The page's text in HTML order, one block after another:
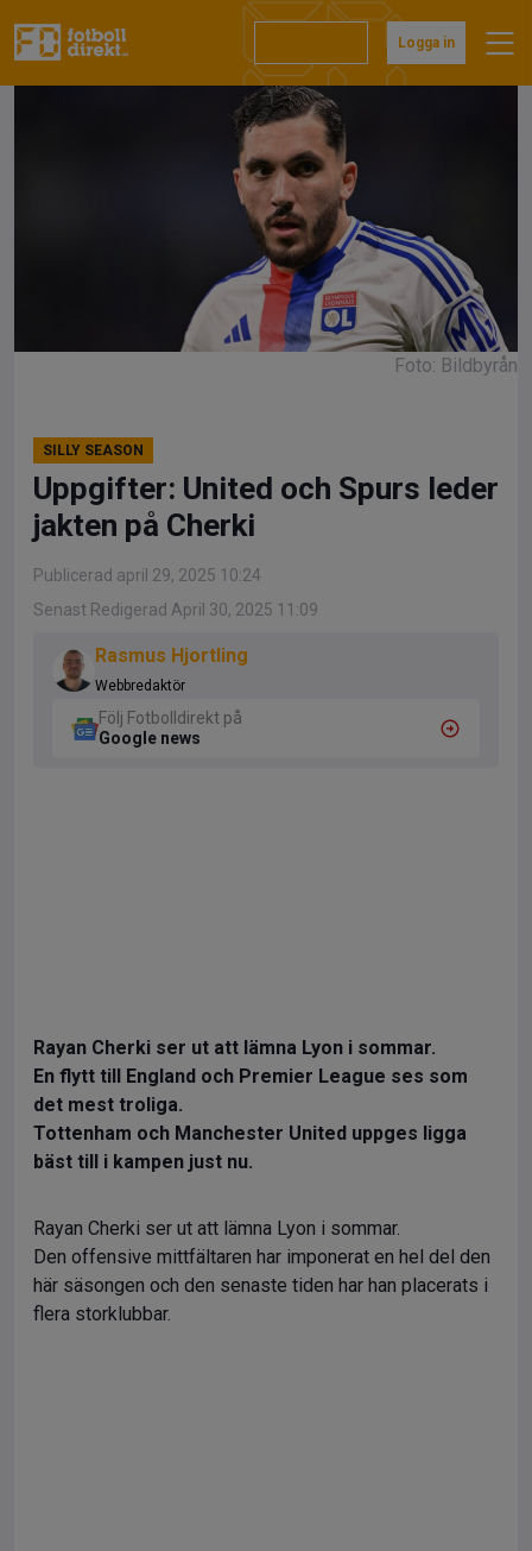
till
Logga in
Foto: Bildbyrån
SILLY SEASON
Uppgifter: United och Spurs leder
jakten på Cherki
Publicerad april 29, 2025 10:24
Senast Redigerad April 30, 2025 11:09
Rasmus Hjortling
Webbredaktör
Följ Fotbolldirekt på
Google news
Rayan Cherki ser ut att lämna Lyon i sommar.
En flytt till England och Premier League ses som
det mest troliga.
Tottenham och Manchester United uppges ligga
bäst till i kampen just nu.
Rayan Cherki ser ut att lämna Lyon i sommar.
Den offensive mittfältaren har imponerat en hel del den
här säsongen och den senaste tiden har han placerats i
flera storklubbar.